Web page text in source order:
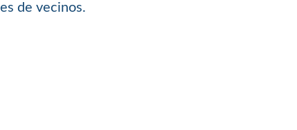
de vecinos.